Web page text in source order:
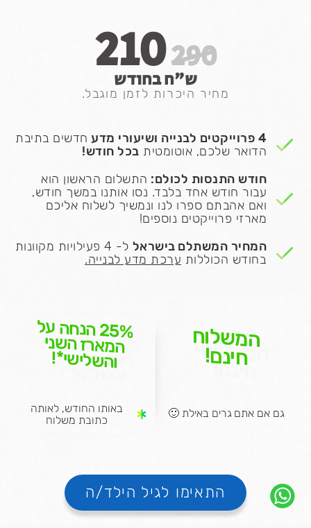
290
210
ש"ח בחודש
מחיר היכרות לזמן מוגבל.
4 פרוייקטים לבנייה ושיעורי מדע
חדשים בתיבת
הדואר שלכם, אוטומטית בכל חודש!
חודש התנסות לכולם: התשלום הראשון הוא
עבור חודש אחד בלבד. נסו אותנו במשך חודש,
ואם אהבתם ספרו לנו ונמשיך לשלוח אליכם
מארזי פרוייקטים נוספים!
המחיר המשתלם בישראל
ל- 4 פעילויות מקוונות
בחודש הכוללות ערכת מדע לבנייה.
המשלוח
חינם!
גם אם אתם גרים באילת 🙂
25%הנחה על
המארז השני
והשלישי*!
באותו החודש, לאותה
כתובת משלוח
התאימו לגיל הילד/ה